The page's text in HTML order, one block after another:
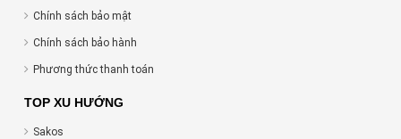
Chính sách bảo mật
Chính sách bảo hành
Phương thức thanh toán
TOP XU HƯỚNG
Sakos